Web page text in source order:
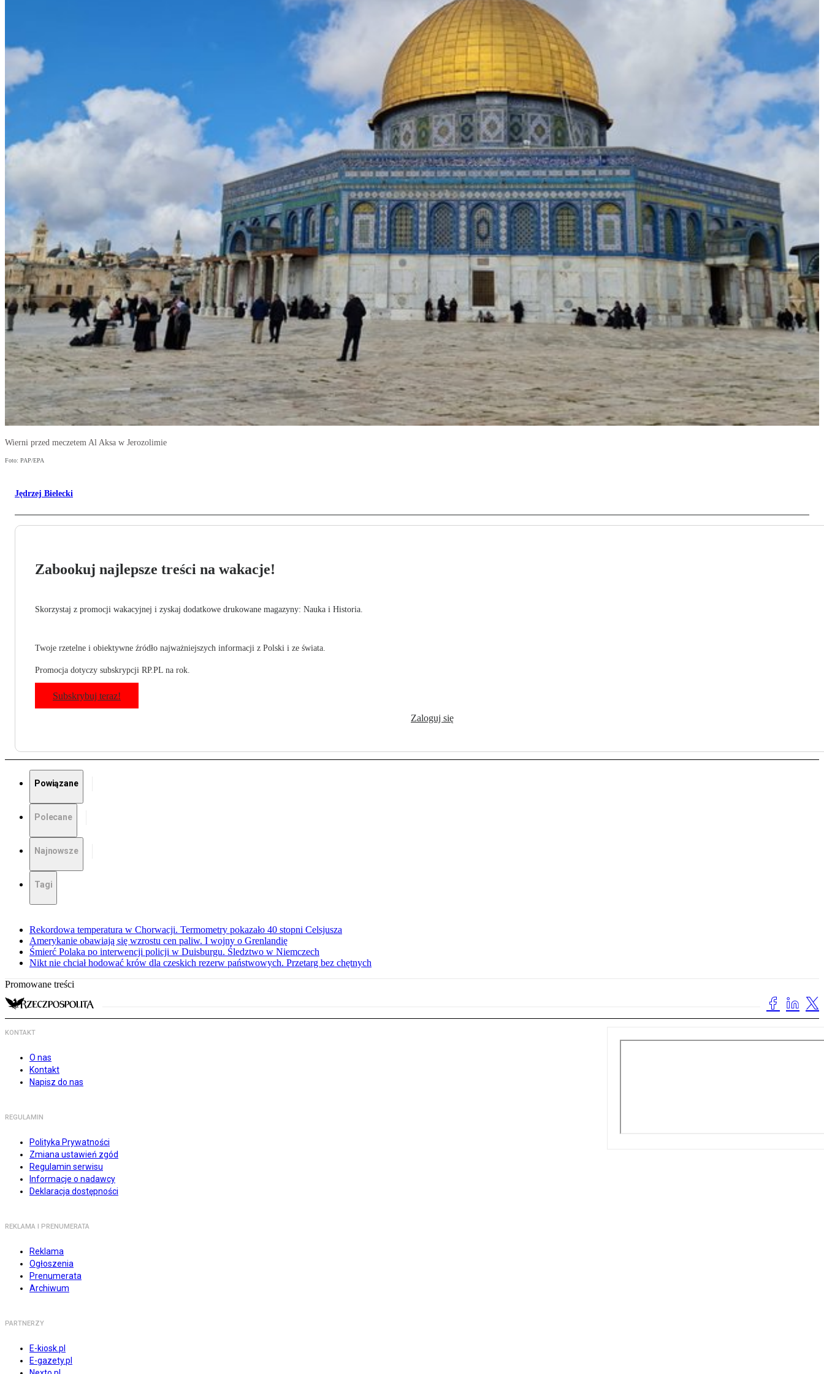
Wierni przed meczetem Al Aksa w Jerozolimie
Foto: PAP/EPA
Jędrzej Bielecki
Zabookuj najlepsze treści na wakacje!
Skorzystaj z promocji wakacyjnej i zyskaj dodatkowe drukowane magazyny: Nauka i Historia.
Twoje rzetelne i obiektywne źródło najważniejszych informacji z Polski i ze świata.
Promocja dotyczy subskrypcji RP.PL na rok.
Subskrybuj teraz!
Zaloguj się
Powiązane
Polecane
Najnowsze
Tagi
Rekordowa temperatura w Chorwacji. Termometry pokazało 40 stopni Celsjusza
Amerykanie obawiają się wzrostu cen paliw. I wojny o Grenlandię
Śmierć Polaka po interwencji policji w Duisburgu. Śledztwo w Niemczech
Nikt nie chciał hodować krów dla czeskich rezerw państwowych. Przetarg bez chętnych
Promowane treści
KONTAKT
O nas
Kontakt
Napisz do nas
REGULAMIN
Polityka Prywatności
Zmiana ustawień zgód
Regulamin serwisu
Informacje o nadawcy
Deklaracja dostępności
REKLAMA I PRENUMERATA
Reklama
Ogłoszenia
Prenumerata
Archiwum
PARTNERZY
E-kiosk.pl
E-gazety.pl